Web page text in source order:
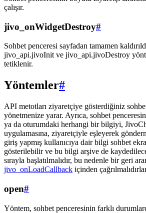
çalışır.
jivo_onWidgetDestroy#
Sohbet penceresi sayfadan tamamen
jivo_api.jivoInit ve jivo_api.jivoDestroy
tetiklenir.
Yöntemler#
API metotları ziyaretçiye gösterdiğiniz
yönetmenize yarar. Ayrıca, sohbet
ya da oturumdaki herhangi bir bilgiyi,
uygulamasına, ziyaretçiyle eşleyerek
giriş yapmış kullanıcıya dair bilgi sohbet
gösterilebilir ve bu bilgi arşive de
sırayla başlatılmalıdır, bu nedenle bir geri
jivo_onLoadCallback içinden
open#
Yöntem, sohbet penceresinin farklı